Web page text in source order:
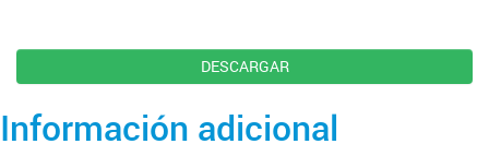
DESCARGAR
Información adicional